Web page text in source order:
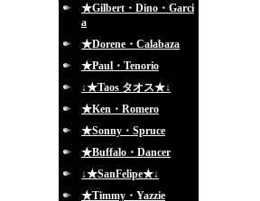
★Gilbert・Dino・Garci
a
★Dorene・Calabaza
★Paul・Tenorio
↓★Taos タオス★↓
★Ken・Romero
★Sonny・Spruce
★Buffalo・Dancer
↓★SanFelipe★↓
★Timmy・Yazzie